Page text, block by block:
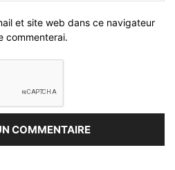
et site web dans ce navigateur
commenterai.